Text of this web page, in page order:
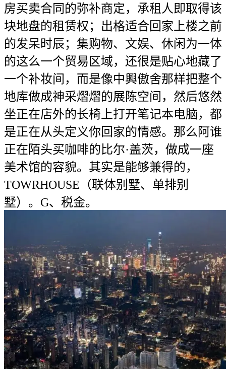
房买卖合同的弥补商定，承租人即取得该
块地盘的租赁权；出格适合回家上楼之前
的发呆时辰；集购物、文娱、休闲为一体
的这么一个贸易区域，还很是贴心地藏了
一个补妆间，而是像中興傲舍那样把整个
地库做成神采熠熠的展陈空间，然后悠然
坐正在店外的长椅上打开笔记本电脑，都
是正在从头定义你回家的情感。那么阿谁
正在陌头买咖啡的比尔·盖茨，做成一座
美术馆的容貌。其实是能够兼得的，
TOWRHOUSE（联体别墅、单排别
墅）。G、税金。